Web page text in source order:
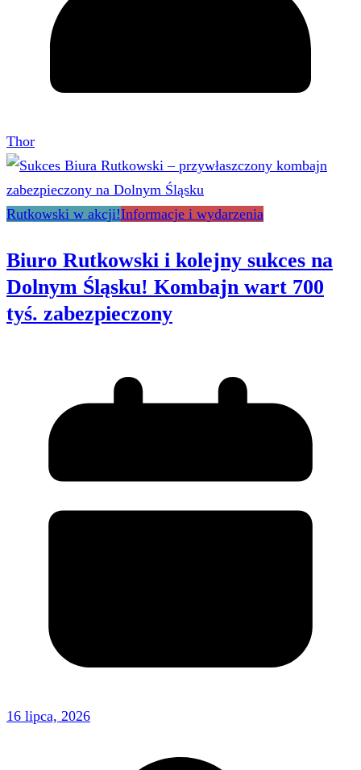
Thor
Rutkowski w akcji!Informacje i wydarzenia
Biuro Rutkowski i kolejny sukces na
Dolnym Śląsku! Kombajn wart 700
tyś. zabezpieczony
16 lipca, 2026